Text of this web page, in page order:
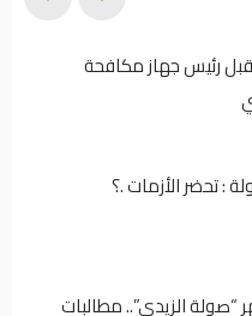
رئيس جهاز مكافحة
: تحضر الأزمات .؟
الزيدي”.. مطالبات